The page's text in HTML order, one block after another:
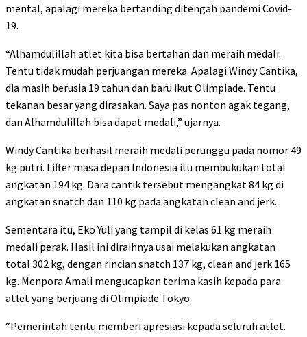
mental, apalagi mereka bertanding ditengah pandemi Covid-
19.
“Alhamdulillah atlet kita bisa bertahan dan meraih medali.
Tentu tidak mudah perjuangan mereka. Apalagi Windy Cantika,
dia masih berusia 19 tahun dan baru ikut Olimpiade. Tentu
tekanan besar yang dirasakan. Saya pas nonton agak tegang,
dan Alhamdulillah bisa dapat medali,” ujarnya.
Windy Cantika berhasil meraih medali perunggu pada nomor 49
kg putri. Lifter masa depan Indonesia itu membukukan total
angkatan 194 kg. Dara cantik tersebut mengangkat 84 kg di
angkatan snatch dan 110 kg pada angkatan clean and jerk.
Sementara itu, Eko Yuli yang tampil di kelas 61 kg meraih
medali perak. Hasil ini diraihnya usai melakukan angkatan
total 302 kg, dengan rincian snatch 137 kg, clean and jerk 165
kg. Menpora Amali mengucapkan terima kasih kepada para
atlet yang berjuang di Olimpiade Tokyo.
“Pemerintah tentu memberi apresiasi kepada seluruh atlet.